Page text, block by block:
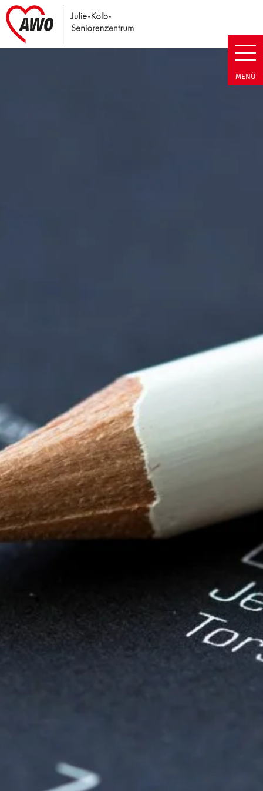
Julie-Kolb-Seniorenzentrum |
MENÜ